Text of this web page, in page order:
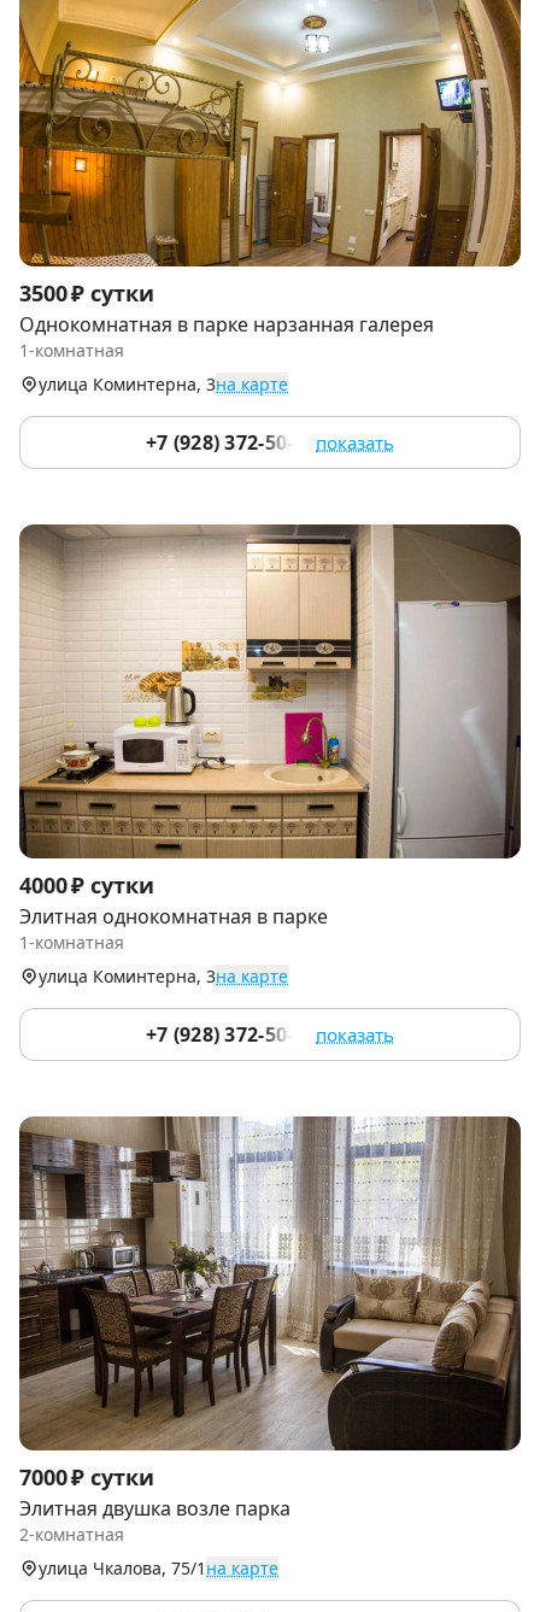
Item
1
of
9
3500 ₽ сутки
Однокомнатная в парке нарзанная галерея
1-комнатная
улица Коминтерна, 3на карте
+7 (928) 372-50-07 показать
Item
1
of
4000 ₽ сутки
Элитная однокомнатная в парке
1-комнатная
улица Коминтерна, 3на карте
+7 (928) 372-50-07 показать
Item
1
of
7000 ₽ сутки
Элитная двушка возле парка
2-комнатная
улица Чкалова, 75/1 на карте